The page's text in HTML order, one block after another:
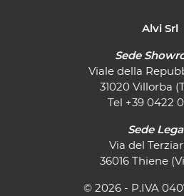
Alvi Srl
Sede
Viale della
31020 Villorba
Tel +39 0422
Sede
Via del
36016 Thiene
© 2026 - P.IVA